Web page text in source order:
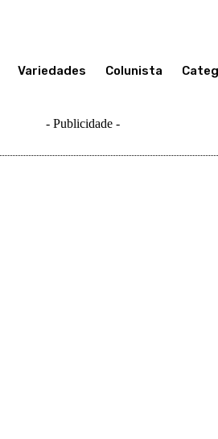
Variedades Colunista
- Publicidade -